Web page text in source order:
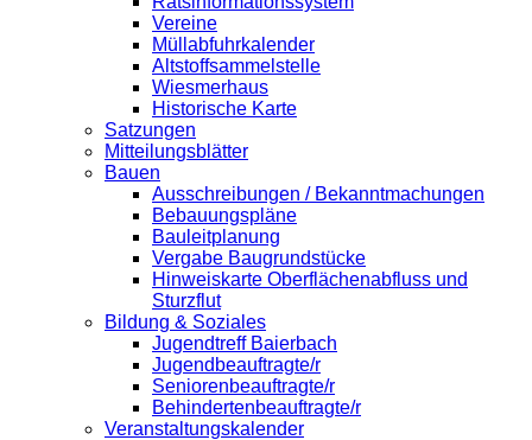
Vereine
Müllabfuhrkalender
Altstoffsammelstelle
Wiesmerhaus
Historische Karte
Satzungen
Mitteilungsblätter
Bauen
Ausschreibungen / Bekanntmachungen
Bebauungspläne
Bauleitplanung
Vergabe Baugrundstücke
Hinweiskarte Oberflächenabfluss und
Sturzflut
Bildung & Soziales
Jugendtreff Baierbach
Jugendbeauftragte/r
Seniorenbeauftragte/r
Behindertenbeauftragte/r
Veranstaltungskalender